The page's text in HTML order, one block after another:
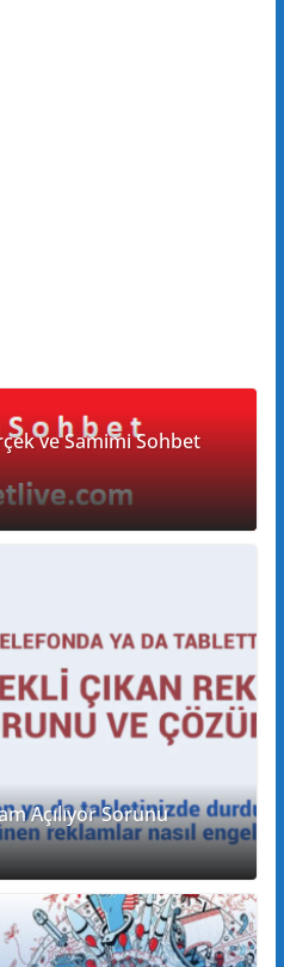
ve Samimi Sohbet
Açılıyor Sorunu